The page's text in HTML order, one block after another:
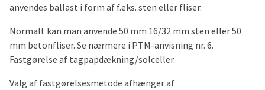
anvendes ballast i form af f.eks. sten eller fliser.
Normalt kan man anvende 50 mm 16/32 mm sten eller 50
mm betonfliser. Se nærmere i PTM-anvisning nr. 6.
Fastgørelse af tagpapdækning/solceller.
Valg af fastgørelsesmetode afhænger af